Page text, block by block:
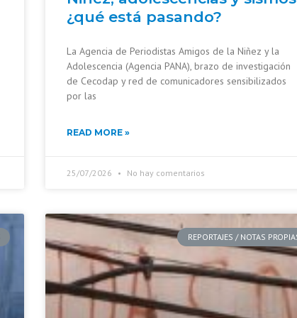
¿qué está pasando?
La Agencia de Periodistas Amigos de la Niñez y la
Adolescencia (Agencia PANA), brazo de investigación
de Cecodap y red de comunicadores sensibilizados
por las
READ MORE »
25/07/2026 No hay comentarios
REPORTAJES / NOTAS